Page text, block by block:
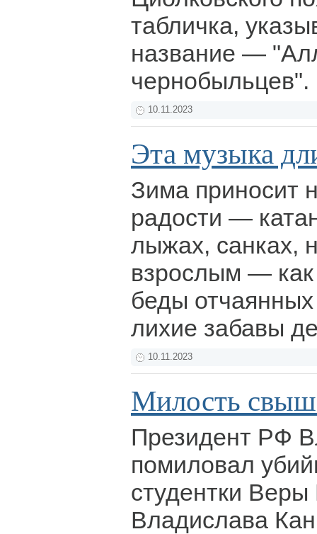
табличка,
название —
чернобыльцев".
10.11.2023
Эта музыка
Зима приносит
радости —
лыжах, санках,
взрослым —
беды
лихие забавы
10.11.2023
Милость
Президент РФ
помиловал
студентки
Владислава